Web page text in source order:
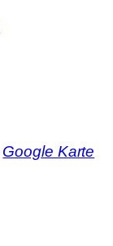
Google Karte